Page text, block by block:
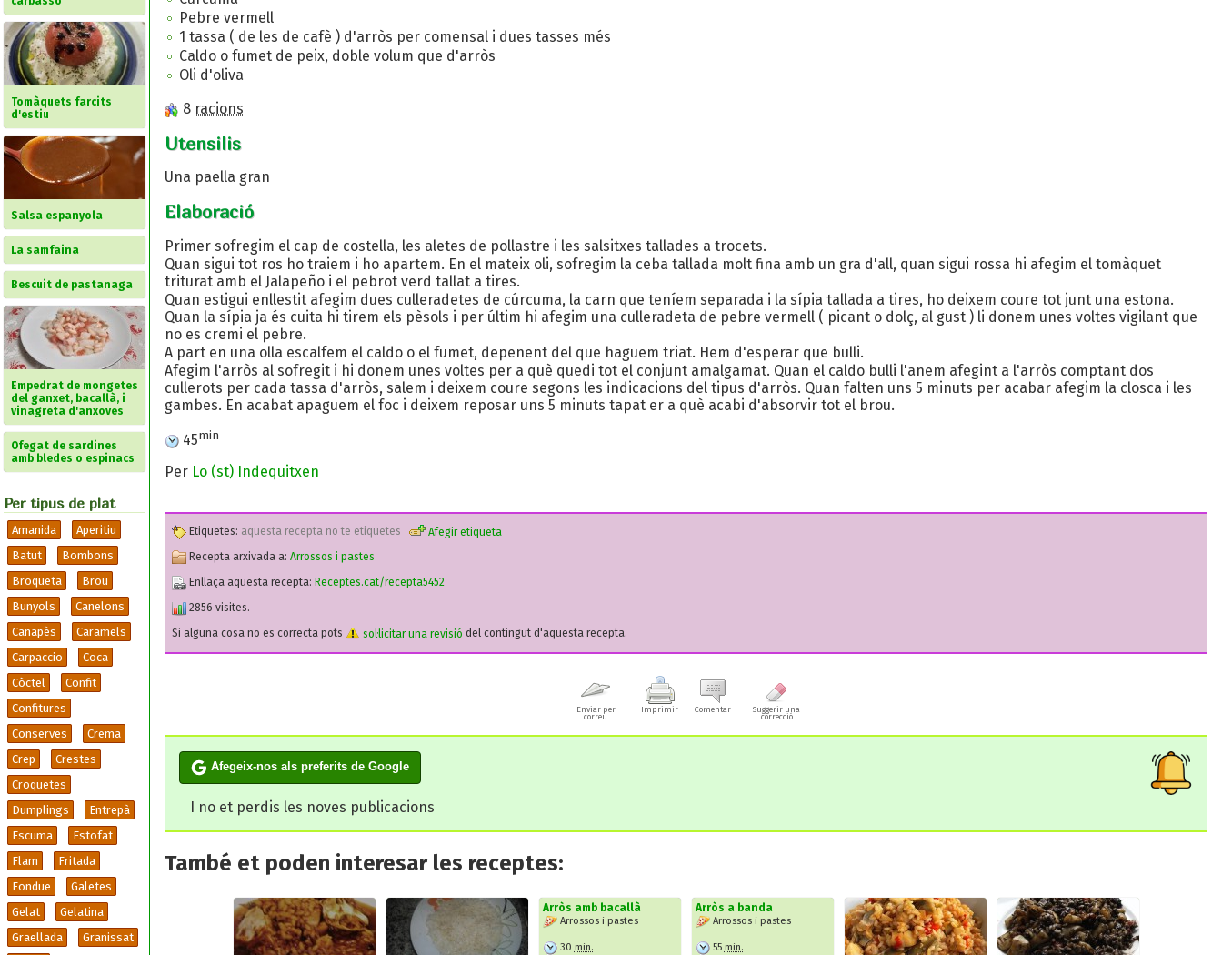
Tomàquets farcits
d'estiu
Salsa espanyola
La samfaina
Bescuit de pastanaga
Empedrat de mongetes
del ganxet, bacallà, i
vinagreta d'anxoves
Ofegat de sardines
amb bledes o espinacs
Per tipus de plat
Amanida
Aperitiu
Batut
Bombons
Broqueta
Brou
Bunyols
Canelons
Canapès
Caramels
Carpaccio
Coca
Còctel
Confit
Confitures
Conserves
Crema
Crep
Crestes
Croquetes
Dumplings
Entrepà
Escuma
Estofat
Flam
Fritada
Fondue
Galetes
Gelat
Gelatina
Graellada
Granissat
Pebre vermell
1 tassa ( de les de cafè ) d'arròs per comensal i dues tasses més
Caldo o fumet de peix, doble volum que d'arròs
Oli d'oliva
8 racions
Utensilis
Una paella gran
Elaboració
Primer sofregim el cap de costella, les aletes de pollastre i les salsitxes tallades a trocets.
Quan sigui tot ros ho traiem i ho apartem. En el mateix oli, sofregim la ceba tallada molt fina amb un gra d'all, quan sigui rossa hi afegim el tomàquet
triturat amb el Jalapeño i el pebrot verd tallat a tires.
Quan estigui enllestit afegim dues culleradetes de cúrcuma, la carn que teníem separada i la sípia tallada a tires, ho deixem coure tot junt una estona.
Quan la sípia ja és cuita hi tirem els pèsols i per últim hi afegim una culleradeta de pebre vermell ( picant o dolç, al gust ) li donem unes voltes vigilant que
no es cremi el pebre.
A part en una olla escalfem el caldo o el fumet, depenent del que haguem triat. Hem d'esperar que bulli.
Afegim l'arròs al sofregit i hi donem unes voltes per a què quedi tot el conjunt amalgamat. Quan el caldo bulli l'anem afegint a l'arròs comptant dos
cullerots per cada tassa d'arròs, salem i deixem coure segons les indicacions del tipus d'arròs. Quan falten uns 5 minuts per acabar afegim la closca i les
gambes. En acabat apaguem el foc i deixem reposar uns 5 minuts tapat er a què acabi d'absorvir tot el brou.
45min
Per Lo (st) Indequitxen
Etiquetes: aquesta recepta no te etiquetes
Afegir etiqueta
Recepta arxivada a: Arrossos i pastes
Enllaça aquesta recepta: Receptes.cat/recepta5452
2856 visites.
Si alguna cosa no es correcta pots
sol·licitar una revisió del contingut d'aquesta recepta.
Enviar per
correu
Imprimir Comentar
Suggerir una
correcció
Afegeix-nos als preferits de Google
I no et perdis les noves publicacions
També et poden interesar les receptes:
Arròs amb bacallà
Arrossos i pastes
30 min.
Arròs a banda
Arrossos i pastes
55 min.